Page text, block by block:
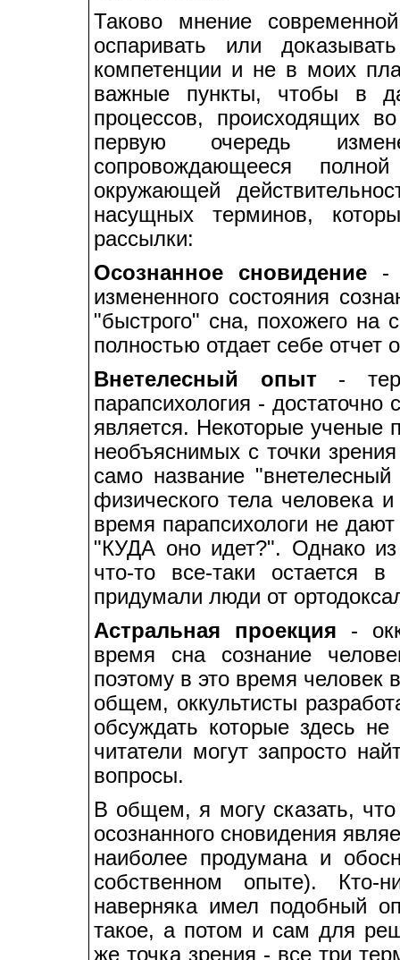
Таково мнение
оспаривать или
компетенции и не в моих
важные пункты, чтобы в
процессов, происходящих
первую очередь
сопровождающееся
окружающей
насущных терминов,
рассылки:
Осознанное сновидение -
измененного состояния
"быстрого" сна, похожего на
полностью отдает себе отчет
Внетелесный опыт-
парапсихология -
является. Некоторые ученые
необъяснимых с точки
само название
физического тела человека
время парапсихологи не
"КУДА оно идет?". Однако из
что-то все-таки остается
придумали люди от
Астральная проекция -
время сна сознание
поэтому в это время человек
общем, оккультисты
обсуждать которые здесь
читатели могут запросто
вопросы.
В общем, я могу сказать, что
осознанного сновидения
наиболее продумана и
собственном опыте). Кто-
наверняка имел подобный
такое, а потом и сам для
же точка зрения - все три